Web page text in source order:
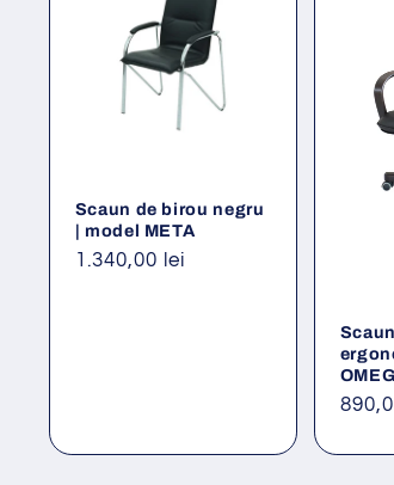
Scaun de birou negru
| model META
Preț
1.340,00 lei
Preț